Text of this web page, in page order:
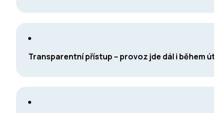
Transparentní přístup – provoz jde dál i během